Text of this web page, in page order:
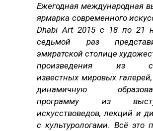
Ежегодная международная
ярмарка современного
Dhabi Art 2015 с 18 по 21
седьмой раз
эмиратской столице
произведения из
известных мировых
динамичную
программу из
искусствоведов, лекций и
с культурологами. Всё это